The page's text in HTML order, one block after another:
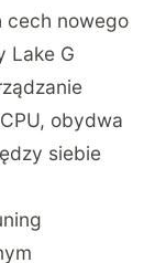
cech nowego
Lake G
obydwa
siebie